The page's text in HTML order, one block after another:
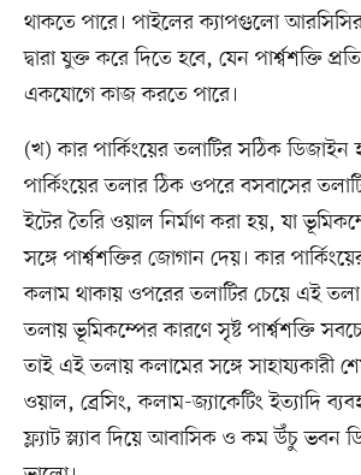
থাকতে পারে। পাইলের ক্যাপগুলো আরসিসির
দ্বারা যুক্ত করে দিতে হবে, যেন পার্শ্বশক্তি
একযোগে কাজ করতে পারে।
(খ) কার পার্কিংয়ের তলাটির সঠিক ডিজাইন
পার্কিংয়ের তলার ঠিক ওপরে বসবাসের
ইটের তৈরি ওয়াল নির্মাণ করা হয়, যা
সঙ্গে পার্শ্বশক্তির জোগান দেয়। কার
কলাম থাকায় ওপরের তলাটির চেয়ে এই
তলায় ভূমিকম্পের কারণে সৃষ্ট পার্শ্বশক্তি
তাই এই তলায় কলামের সঙ্গে সাহায্যকারী
ওয়াল, ব্রেসিং, কলাম-জ্যাকেটিং ইত্যাদি
ফ্ল্যাট স্ল্যাব দিয়ে আবাসিক ও কম উঁচু ভবন